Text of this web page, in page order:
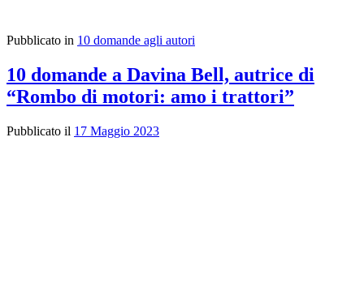
Pubblicato in 10 domande agli autori
10 domande a Davina Bell, autrice di
“Rombo di motori: amo i trattori”
Pubblicato il 17 Maggio 2023